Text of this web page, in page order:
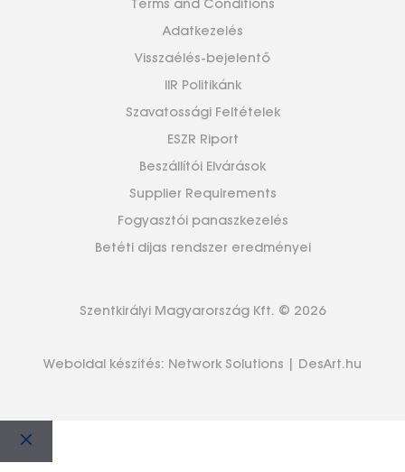
Terms and Conditions
Adatkezelés
Visszaélés-bejelentő
IIR Politikánk
Szavatossági Feltételek
ESZR Riport
Beszállítói Elvárások
Supplier Requirements
Fogyasztói panaszkezelés
Betéti díjas rendszer eredményei
Szentkirályi Magyarország Kft. © 2026
Weboldal készítés: Network Solutions DesArt.hu
Bezár